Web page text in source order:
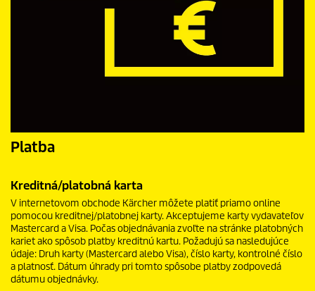
Platba
Kreditná/platobná karta
V internetovom obchode Kärcher môžete platiť priamo online
pomocou kreditnej/platobnej karty. Akceptujeme karty vydavateľov
Mastercard a Visa. Počas objednávania zvoľte na stránke platobných
kariet ako spôsob platby kreditnú kartu. Požadujú sa nasledujúce
údaje: Druh karty (Mastercard alebo Visa), číslo karty, kontrolné číslo
a platnosť. Dátum úhrady pri tomto spôsobe platby zodpovedá
dátumu objednávky.